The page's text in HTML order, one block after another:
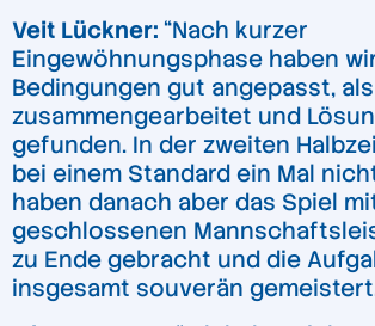
Veit Lückner: “Nach kurzer
Eingewöhnungsphase haben
Bedingungen gut angepasst,
zusammengearbeitet und
gefunden. In der zweiten
bei einem Standard ein Mal
haben danach aber das Spiel
geschlossenen
zu Ende gebracht und die
insgesamt souverän